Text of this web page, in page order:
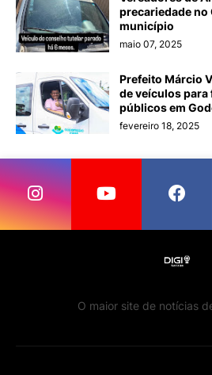
precariedade no
município
maio 07, 2025
Prefeito Márcio
de veículos
públicos em
fevereiro 18, 2025
O maior site de notícias